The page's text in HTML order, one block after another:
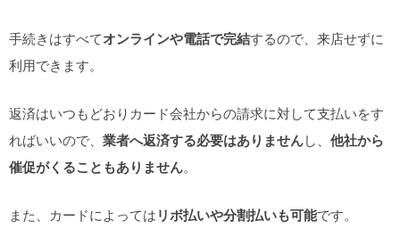
手続きはすべてオンラインや電話で完結するので、来店せずに
利用できます。
返済はいつもどおりカード会社からの請求に対して支払いをす
ればいいので、 業者へ返済する必要はありませんし、 他社から
催促がくることもありません。
また、カードによっては リボ払いや分割払いも可能です。